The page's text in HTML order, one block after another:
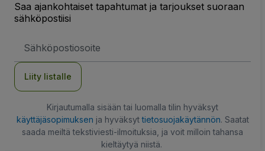
Saa ajankohtaiset tapahtumat ja tarjoukset suoraan
sähköpostiisi
Liity listalle
Kirjautumalla sisään tai luomalla tilin hyväksyt
käyttäjäsopimuksen ja hyväksyttietosuojakäytännön. Saatat
saada meiltä tekstiviesti-ilmoituksia, ja voit milloin tahansa
kieltäytyä niistä.